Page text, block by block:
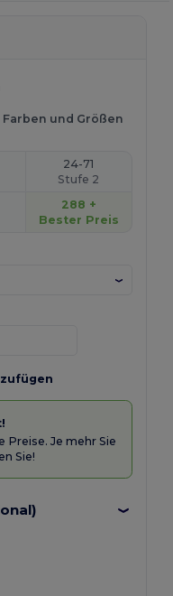
und Größen
24-71
Stufe 2
288 +
Bester Preis
Preise. Je mehr Sie
Sie!